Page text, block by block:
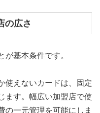
の広さ
が基本条件です。
使えないカードは、固定
ます。幅広い加盟店で使
の一元管理を可能にしま